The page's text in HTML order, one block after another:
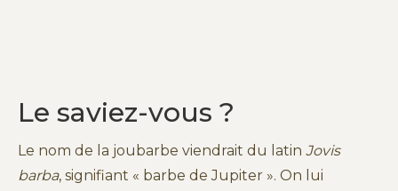
Le saviez-vous ?
Le nom de la joubarbe viendrait du latin Jovis
barba, signifiant « barbe de Jupiter ». On lui